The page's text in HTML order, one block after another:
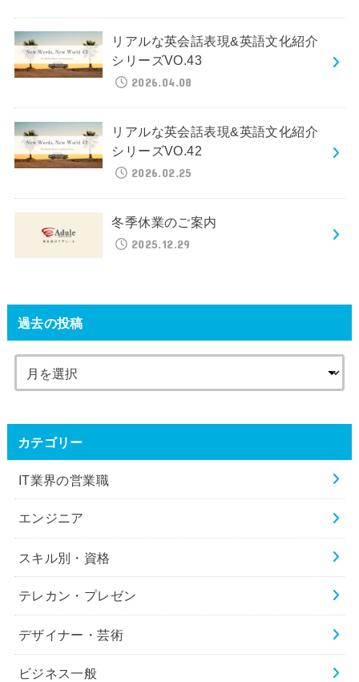
リアルな英会話表現&英語文化紹介
シリーズVO.43
2026.04.08
リアルな英会話表現&英語文化紹介
シリーズVO.42
2026.02.25
冬季休業のご案内
2025.12.29
過去の投稿
カテゴリー
IT業界の営業職
エンジニア
スキル別・資格
テレカン・プレゼン
デザイナー・芸術
ビジネス一般